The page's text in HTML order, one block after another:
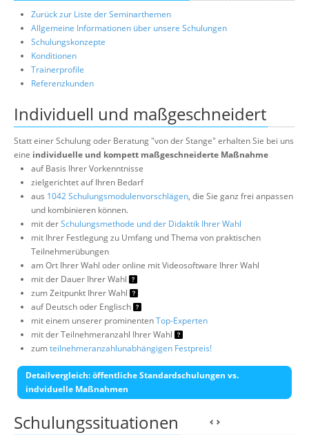
Zurück zur Liste der Seminarthemen
Allgemeine Informationen über unsere Schulungen
Schulungskonzepte
Konditionen
Trainerprofile
Referenzkunden
Individuell und maßgeschneidert
Statt einer Schulung oder Beratung "von der Stange" erhalten Sie bei uns
eine individuelle und kompett maßgeschneiderte Maßnahme
auf Basis Ihrer Vorkenntnisse
zielgerichtet auf Ihren Bedarf
aus 1042 Schulungsmodulenvorschlägen, die Sie ganz frei anpassen
und kombinieren können.
mit derSchulungsmethode und der Didaktik Ihrer Wahl
mit Ihrer Festlegung zu Umfang und Thema von praktischen
Teilnehmerübungen
am Ort Ihrer Wahl oder online mit Videosoftware Ihrer Wahl
mit der Dauer Ihrer Wahl
zum Zeitpunkt Ihrer Wahl
auf Deutsch oder Englisch
mit einem unserer prominentenTop-Experten
mit der Teilnehmeranzahl Ihrer Wahl
zumteilnehmeranzahlunabhängigen Festpreis!
Detailvergleich: öffentliche Standardschulungen vs.
indviduelle Maßnahmen
Schulungssituationen